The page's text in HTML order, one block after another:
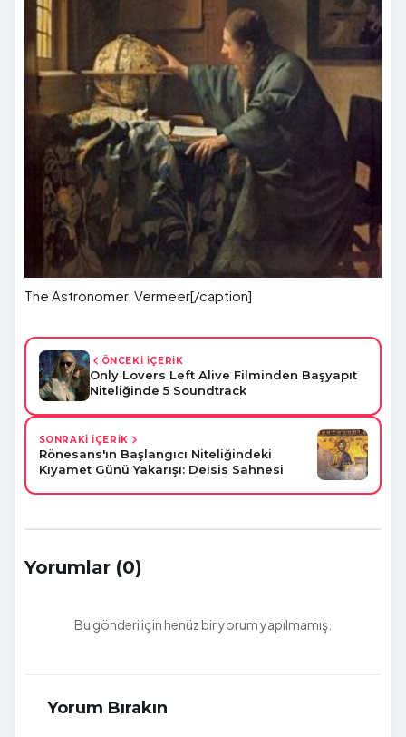
The Astronomer, Vermeer[/caption]
ÖNCEKİ İÇERİK
Only Lovers Left Alive Filminden Başyapıt
Niteliğinde 5 Soundtrack
SONRAKİ İÇERİK
Rönesans'ın Başlangıcı Niteliğindeki
Kıyamet Günü Yakarışı: Deisis Sahnesi
Yorumlar (0)
Bu gönderi için henüz bir yorum yapılmamış.
Yorum Bırakın